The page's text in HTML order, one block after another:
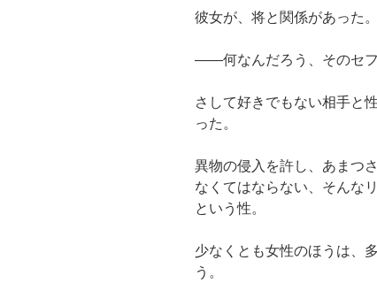
彼女が、将と関係があった
――何なんだろう、そのセフ
さして好きでもない相手と
った。
異物の侵入を許し、あまつ
なくてはならない、そんな
という性。
少なくとも女性のほうは、
う。